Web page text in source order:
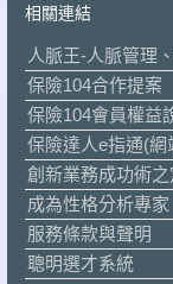
相關連結
人脈王-人脈管理
保險104合作提案
保險104會員權益
保險達人e指通(網
創新業務成功術
成為性格分析專家
服務條款與聲明
聰明選才系統